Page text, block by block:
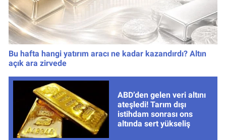
Bu hafta hangi yatırım aracı ne kadar kazandırdı? Altın
açık ara zirvede
ABD’den gelen veri altını
ateşledi! Tarım dışı
istihdam sonrası ons
altında sert yükseliş